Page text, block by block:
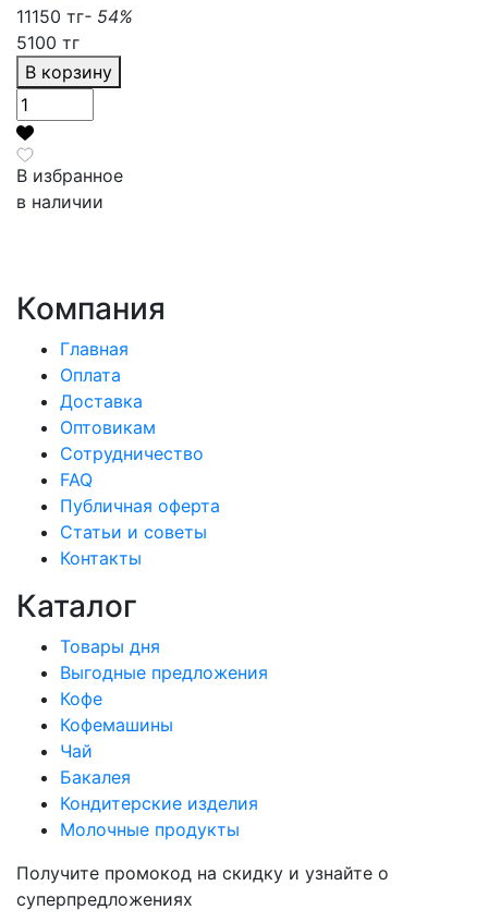
11150 тг- 54%
5100 тг
В корзину
В избранное
в наличии
Компания
Главная
Оплата
Доставка
Оптовикам
Сотрудничество
FAQ
Публичная оферта
Статьи и советы
Контакты
Каталог
Товары дня
Выгодные предложения
Кофе
Кофемашины
Чай
Бакалея
Кондитерские изделия
Молочные продукты
Получите промокод на скидку и узнайте о
суперпредложениях